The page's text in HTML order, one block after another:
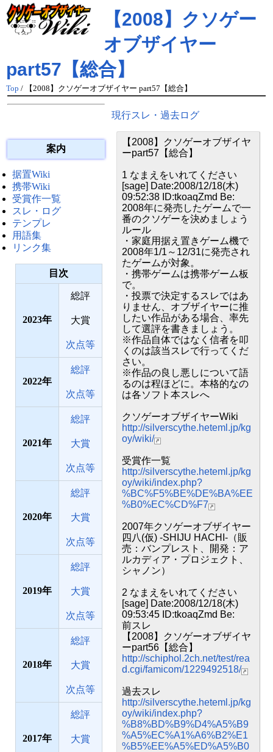
【2008】クソゲー
オブザイヤー
part57【総合】
Top / 【2008】クソゲーオブザイヤー part57【総合】
案内
据置Wiki
携帯Wiki
受賞作一覧
スレ・ログ
テンプレ
用語集
リンク集
目次
2023
総評
大賞
次点等
2022
総評
次点等
2021
総評
大賞
次点等
2020
総評
大賞
次点等
2019
総評
大賞
次点等
2018
総評
大賞
次点等
2017
総評
大賞
現行スレ・過去ログ
【2008】クソゲーオブザイヤ
ーpart57【総合】
1 なまえをいれてください
[sage] Date:2008/12/18(木)
09:52:38 ID:tkoaqZmd Be:
2008年に発売したゲームで一
番のクソゲーを決めましょう
ルール
・家庭用据え置きゲーム機で
2008年1/1～12/31に発売され
たゲームが対象。
・携帯ゲームは携帯ゲーム板
で。
・投票で決定するスレではあ
りません、オブザイヤーに推
したい作品がある場合、率先
して選評を書きましょう。
※作品自体ではなく信者を叩
くのは該当スレで行ってくだ
さい。
※作品の良し悪しについて語
るのは程ほどに。本格的なの
は各ソフト本スレへ
クソゲーオブザイヤーWiki
http://silverscythe.heteml.jp/kg
oy/wiki/
受賞作一覧
http://silverscythe.heteml.jp/kg
oy/wiki/index.php?
%BC%F5%BE%DE%BA%EE
%B0%EC%CD%F7
2007年クソゲーオブザイヤー
四八(仮) -SHIJU HACHI-（販
売：バンプレスト、開発：ア
ルカディア・プロジェクト、
シャノン）
2 なまえをいれてください
[sage] Date:2008/12/18(木)
09:53:45 ID:tkoaqZmd Be:
前スレ
【2008】クソゲーオブザイヤ
ーpart56【総合】
http://schiphol.2ch.net/test/rea
d.cgi/famicom/1229492518/
過去スレ
http://silverscythe.heteml.jp/kg
oy/wiki/index.php?
%B8%BD%B9%D4%A5%B9
%A5%EC%A1%A6%B2%E1
%B5%EE%A5%ED%A5%B0